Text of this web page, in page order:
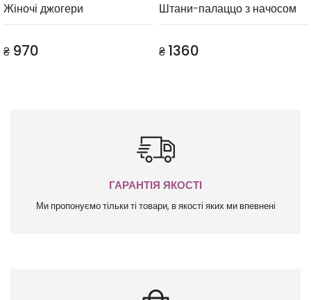
Жіночі джогери
₴ 970
Штани-палаццо з начосом
₴ 1360
ГАРАНТІЯ ЯКОСТІ
Ми пропонуємо тільки ті товари, в якості яких ми впевнені